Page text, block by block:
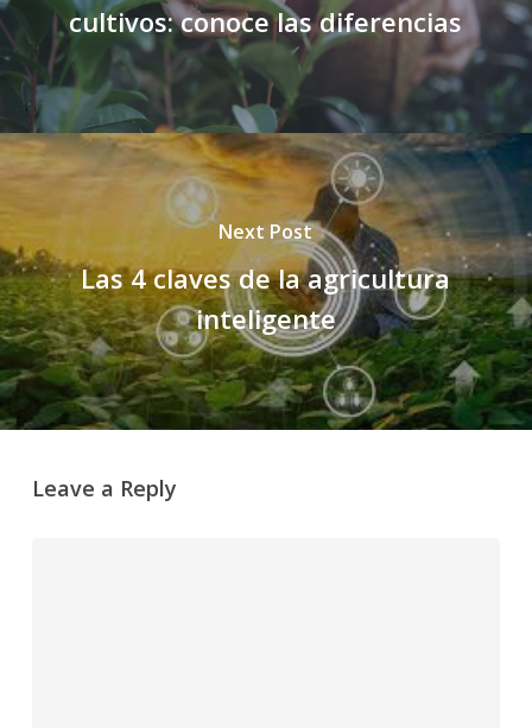
cultivos: conoce las diferencias
Next Post
Las 4 claves de la agricultura
inteligente
Leave a Reply